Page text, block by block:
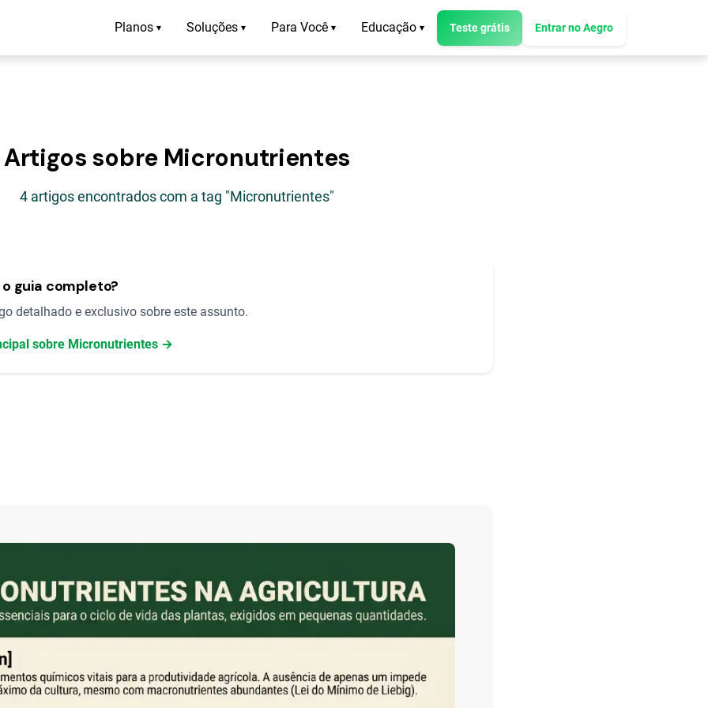
Planos ▾ Soluções ▾ Para Você ▾ Educação ▾ Teste grátis Entrar no Aegro
Artigos sobre Micronutrientes
4 artigos encontrados com a tag "Micronutrientes"
guia completo?
detalhado e exclusivo sobre este assunto.
sobre Micronutrientes →